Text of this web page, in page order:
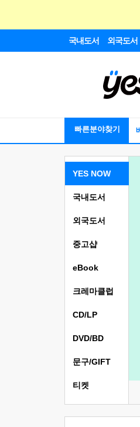
국내도서 외국도서
빠른분야찾기
YES NOW
국내도서
외국도서
중고샵
eBook
크레마클럽
CD/LP
DVD/BD
문구/GIFT
티켓